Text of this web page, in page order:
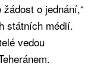
o jednání,“
státních médií.
vedou